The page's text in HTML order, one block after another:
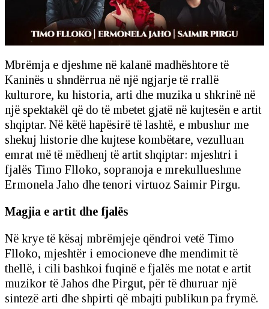
Mbrëmja e djeshme në kalanë madhështore të
Kaninës u shndërrua në një ngjarje të rrallë
kulturore, ku historia, arti dhe muzika u shkrinë në
një spektakël që do të mbetet gjatë në kujtesën e artit
shqiptar. Në këtë hapësirë të lashtë, e mbushur me
shekuj historie dhe kujtese kombëtare, vezulluan
emrat më të mëdhenj të artit shqiptar: mjeshtri i
fjalës Timo Flloko, sopranoja e mrekullueshme
Ermonela Jaho dhe tenori virtuoz Saimir Pirgu.
Magjia e artit dhe fjalës
Në krye të kësaj mbrëmjeje qëndroi vetë Timo
Flloko, mjeshtër i emocioneve dhe mendimit të
thellë, i cili bashkoi fuqinë e fjalës me notat e artit
muzikor të Jahos dhe Pirgut, për të dhuruar një
sintezë arti dhe shpirti që mbajti publikun pa frymë.